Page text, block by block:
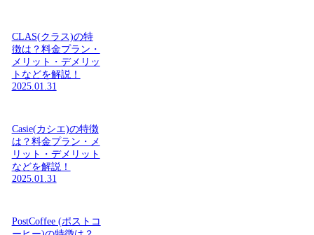
CLAS(クラス)の特
徴は？料金プラン・
メリット・デメリッ
トなどを解説！
2025.01.31
Casie(カシエ)の特徴
は？料金プラン・メ
リット・デメリット
などを解説！
2025.01.31
PostCoffee (ポストコ